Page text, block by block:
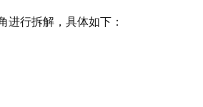
进行拆解，具体如下：